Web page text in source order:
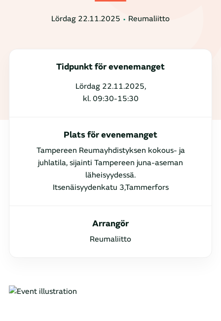
Lördag 22.11.2025 Reumaliitto
Tidpunkt för evenemanget
Lördag 22.11.2025,
kl. 09:30-15:30
Plats för evenemanget
Tampereen Reumayhdistyksen kokous- ja
juhlatila, sijainti Tampereen juna-aseman
läheisyydessä.
Itsenäisyydenkatu 3,Tammerfors
Arrangör
Reumaliitto